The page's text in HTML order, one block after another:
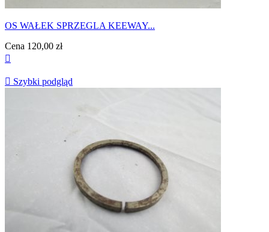
OS WAŁEK SPRZEGLA KEEWAY...
Cena 120,00 zł

 Szybki podgląd